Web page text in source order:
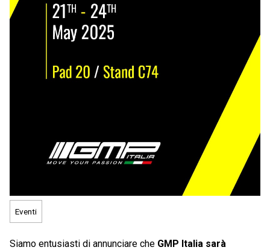
Eventi
Siamo entusiasti di annunciare che GMP Italia sarà